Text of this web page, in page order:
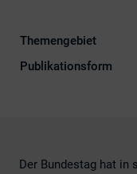
Themengebiet
Publikationsform
Der Bundestag hat in